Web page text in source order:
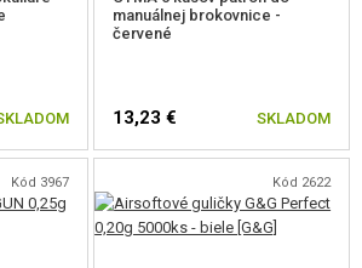
celokovové brokovnice (konkrétne model
manuálnej brokovnice -
červené
13,23 € SKLADOM
Kód 3967 Kód 2622